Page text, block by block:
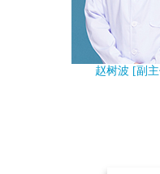
赵树波 [副